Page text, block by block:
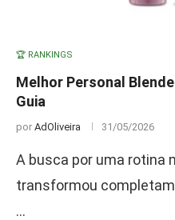
🏆 RANKINGS
Melhor Personal
Guia
por AdOliveira 31/05/2026
A busca por uma rotina
transformou
…